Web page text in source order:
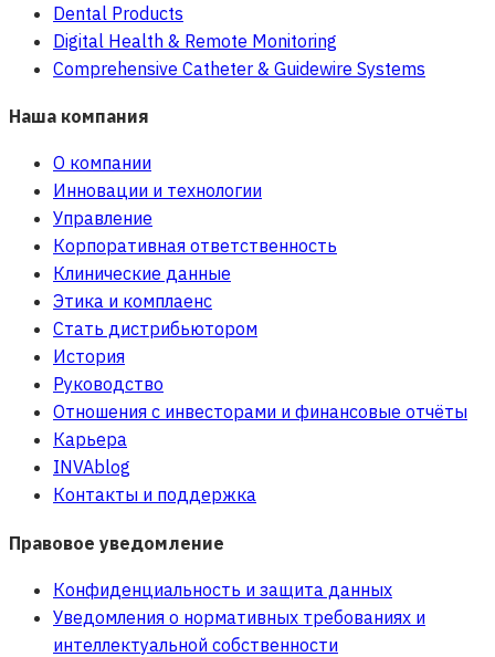
Dental Products
Digital Health & Remote Monitoring
Comprehensive Catheter & Guidewire Systems
Наша компания
О компании
Инновации и технологии
Управление
Корпоративная ответственность
Клинические данные
Этика и комплаенс
Стать дистрибьютором
История
Руководство
Отношения с инвесторами и финансовые отчёты
Карьера
INVAblog
Контакты и поддержка
Правовое уведомление
Конфиденциальность и защита данных
Уведомления о нормативных требованиях и
интеллектуальной собственности